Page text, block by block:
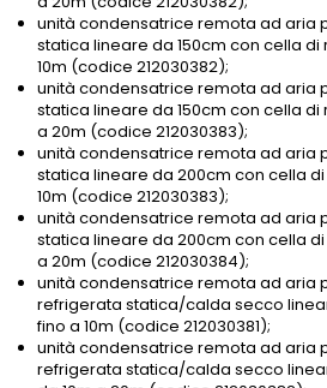
unità condensatrice remota ad aria
statica lineare da 150cm con cella di
10m (codice 212030382);
unità condensatrice remota ad aria
statica lineare da 150cm con cella di
a 20m (codice 212030383);
unità condensatrice remota ad aria
statica lineare da 200cm con cella
10m (codice 212030383);
unità condensatrice remota ad aria
statica lineare da 200cm con cella di
a 20m (codice 212030384);
unità condensatrice remota ad aria
refrigerata statica/calda secco
fino a 10m (codice 212030381);
unità condensatrice remota ad aria
refrigerata statica/calda secco